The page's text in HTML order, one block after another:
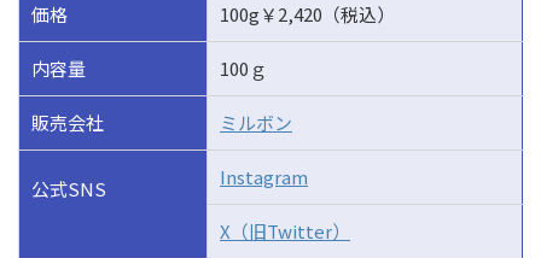
価格 100g￥2,420（税込）
内容量 100ｇ
販売会社 ミルボン
公式SNS Instagram
X（旧Twitter）